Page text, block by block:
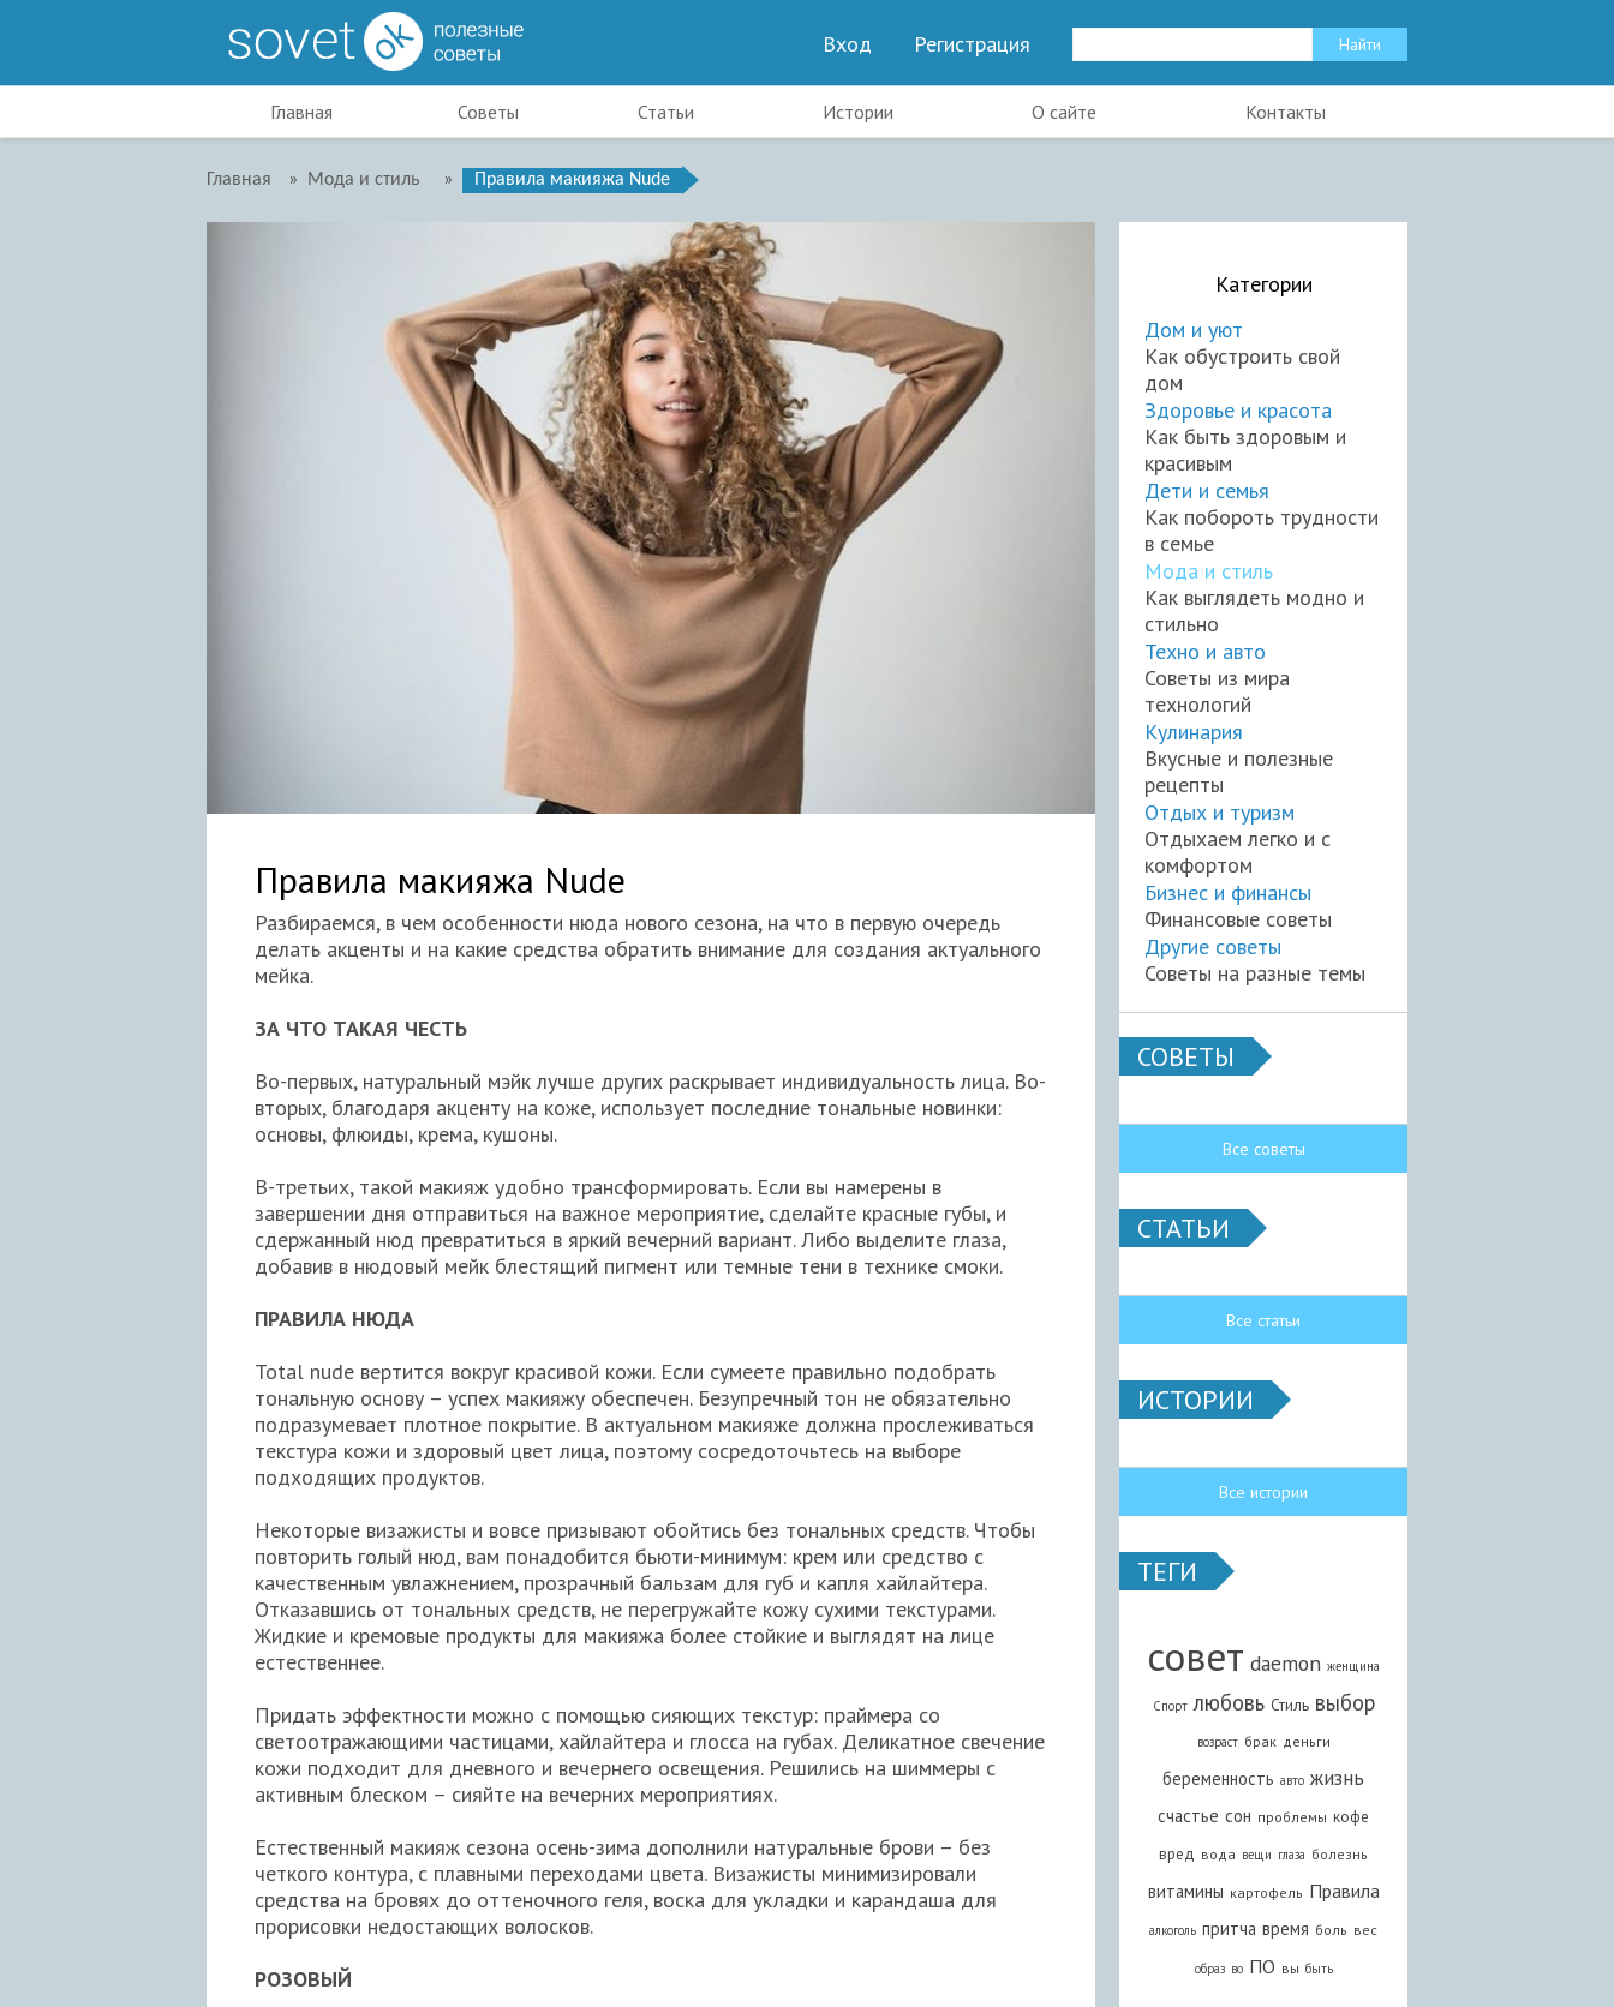
Вход Регистрация
Главная Советы Статьи Истории О сайте Контакты
Главная » Мода и стиль » Правила макияжа Nude
Правила макияжа Nude
Разбираемся, в чем особенности нюда нового сезона, на что в первую очередь
делать акценты и на какие средства обратить внимание для создания актуального
мейка.
ЗА ЧТО ТАКАЯ ЧЕСТЬ
Во-первых, натуральный мэйк лучше других раскрывает индивидуальность лица. Во-
вторых, благодаря акценту на коже, использует последние тональные новинки:
основы, флюиды, крема, кушоны.
В-третьих, такой макияж удобно трансформировать. Если вы намерены в
завершении дня отправиться на важное мероприятие, сделайте красные губы, и
сдержанный нюд превратиться в яркий вечерний вариант. Либо выделите глаза,
добавив в нюдовый мейк блестящий пигмент или темные тени в технике смоки.
ПРАВИЛА НЮДА
Total nude вертится вокруг красивой кожи. Если сумеете правильно подобрать
тональную основу – успех макияжу обеспечен. Безупречный тон не обязательно
подразумевает плотное покрытие. В актуальном макияже должна прослеживаться
текстура кожи и здоровый цвет лица, поэтому сосредоточьтесь на выборе
подходящих продуктов.
Некоторые визажисты и вовсе призывают обойтись без тональных средств. Чтобы
повторить голый нюд, вам понадобится бьюти-минимум: крем или средство с
качественным увлажнением, прозрачный бальзам для губ и капля хайлайтера.
Отказавшись от тональных средств, не перегружайте кожу сухими текстурами.
Жидкие и кремовые продукты для макияжа более стойкие и выглядят на лице
естественнее.
Придать эффектности можно с помощью сияющих текстур: праймера со
светоотражающими частицами, хайлайтера и глосса на губах. Деликатное свечение
кожи подходит для дневного и вечернего освещения. Решились на шиммеры с
активным блеском – сияйте на вечерних мероприятиях.
Естественный макияж сезона осень-зима дополнили натуральные брови – без
четкого контура, с плавными переходами цвета. Визажисты минимизировали
средства на бровях до оттеночного геля, воска для укладки и карандаша для
прорисовки недостающих волосков.
РОЗОВЫЙ
Категории
Дом и уют
Как обустроить свой
дом
Здоровье и красота
Как быть здоровым и
красивым
Дети и семья
Как побороть трудности
в семье
Мода и стиль
Как выглядеть модно и
стильно
Техно и авто
Советы из мира
технологий
Кулинария
Вкусные и полезные
рецепты
Отдых и туризм
Отдыхаем легко и с
комфортом
Бизнес и финансы
Финансовые советы
Другие советы
Советы на разные темы
СОВЕТЫ
Все советы
СТАТЬИ
Все статьи
ИСТОРИИ
Все истории
ТЕГИ
совет daemon женщина
Спорт любовь Стиль выбор
возраст брак деньги
беременность авто жизнь
счастье сон проблемы кофе
вред вода вещи глаза болезнь
витамины картофель Правила
алкоголь притча время боль вес
образ во ПО вы быть